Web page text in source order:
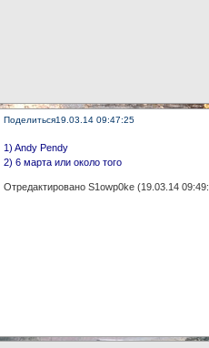
Поделиться19.03.14 09:47:25
1) Andy Pendy
2) 6 марта или около того
Отредактировано S1owp0ke (19.03.14